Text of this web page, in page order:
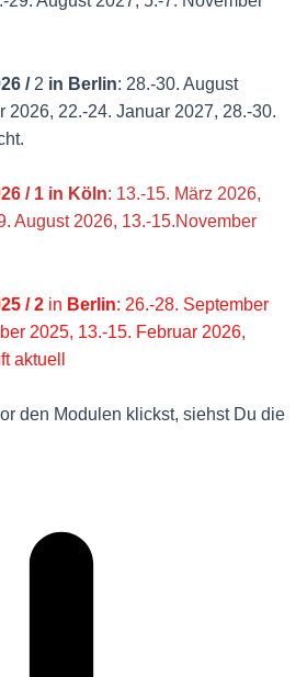
/ 2 in Berlin: 28.-30. August
2026, 22.-24. Januar 2027, 28.-30.
/ 1 in Köln: 13.-15. März 2026,
August 2026, 13.-15.November
/ 2 in Berlin: 26.-28. September
2025, 13.-15. Februar 2026,
aktuell
den Modulen klickst, siehst Du die